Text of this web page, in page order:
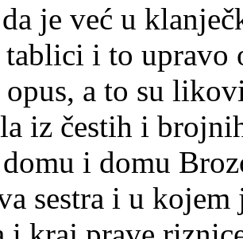
je već u
i to upravo
a to su
iz čestih i
i domu
sestra i u